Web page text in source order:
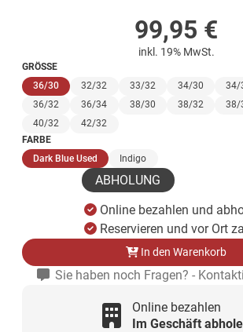
99,95 €
inkl. 19% MwSt.
GRÖSSE
36/30(ausgewählt)
32/32 33/32 34/30 34/
36/32
36/34 38/30 38/32 38/
40/32
42/32
FARBE
Dark Blue Used (ausgewählt)
Indigo
ABHOLUNG
Online bezahlen und
Reservieren und vor Ort
In den Warenkorb
Sie haben noch Fragen? -
Online bezahlen
Im Geschäft